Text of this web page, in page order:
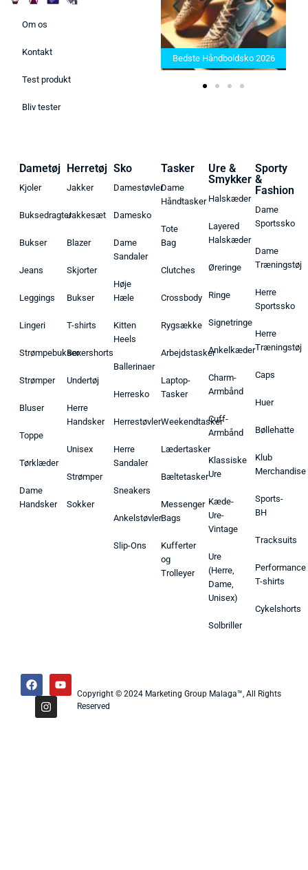
Om os
Kontakt
Test produkt
Bliv tester
Bedste Saunatæppe 2025 –
Find de bedste produkter her!
Bedste Håndboldsko 2026
Dametøj
Kjoler
Buksedragter
Bukser
Jeans
Leggings
Lingeri
Strømpebukser
Strømper
Bluser
Toppe
Tørklæder
Dame
Handsker
Herretøj
Jakker
Jakkesæt
Blazer
Skjorter
Bukser
T-shirts
Boxershorts
Undertøj
Herre
Handsker
Unisex
Strømper
Sokker
Sko
Damestøvler
Damesko
Dame
Sandaler
Høje
Hæle
Kitten
Heels
Ballerinaer
Herresko
Herrestøvler
Herre
Sandaler
Sneakers
Ankelstøvler
Slip-Ons
Tasker
Dame
Håndtasker
Tote
Bag
Clutches
Crossbody
Rygsække
Arbejdstasker
Laptop-
Tasker
Weekendtasker
Lædertasker
Bæltetasker
Messenger
Bags
Kufferter
og
Trolleyer
Ure &
Smykker
Halskæder
Layered
Halskæder
Øreringe
Ringe
Signetringe
Ankelkæder
Charm-
Armbånd
Cuff-
Armbånd
Klassiske
Ure
Kæde-
Ure-
Vintage
Ure
(Herre,
Dame,
Unisex)
Solbriller
Sporty
&
Fashion
Dame
Sportssko
Dame
Træningstøj
Herre
Sportssko
Herre
Træningstøj
Caps
Huer
Bøllehatte
Klub
Merchandise
Sports-
BH
Tracksuits
Performance
T-shirts
Cykelshorts
Copyright © 2024 Marketing Group Malaga™, All Rights
Reserved